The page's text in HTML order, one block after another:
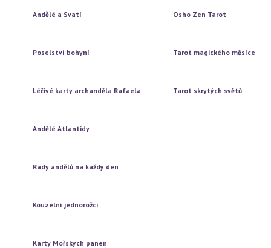
Andělé a Svatí
Poselství bohyní
Léčivé karty archanděla Rafaela
Andělé Atlantidy
Rady andělů na každý den
Kouzelní jednorožci
Karty Mořských panen
Osho Zen Tarot
Tarot magického měsíce
Tarot skrytých světů